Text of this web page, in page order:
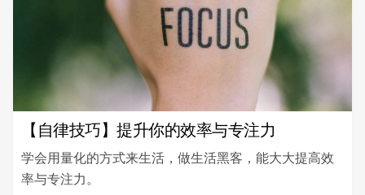
【自律技巧】提升你的效率与专注力
学会用量化的方式来生活，做生活黑客，能大大提高效
率与专注力。